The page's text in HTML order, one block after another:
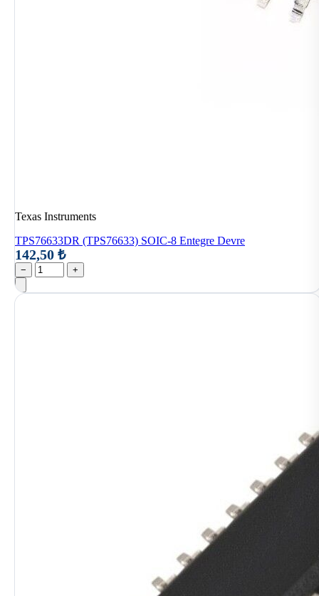
Texas Instruments
TPS76633DR (TPS76633) SOIC-8 Entegre Devre
142,50 ₺
− +